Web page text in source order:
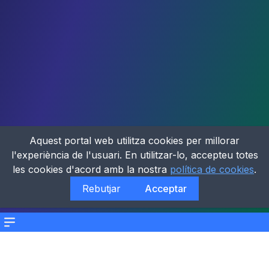
Menu
Aquest portal web utilitza cookies per millorar
l'experiència de l'usuari. En utilitzar-lo, accepteu totes
les cookies d'acord amb la nostra política de cookies.
Rebutjar
Acceptar